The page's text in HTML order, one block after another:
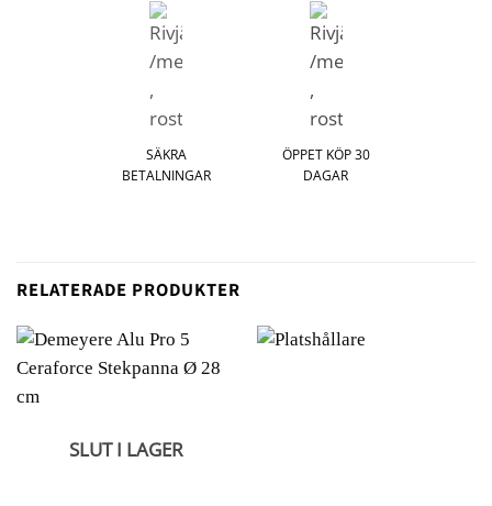
SÄKRA
BETALNINGAR
ÖPPET KÖP 30
DAGAR
RELATERADE PRODUKTER
SLUT I LAGER